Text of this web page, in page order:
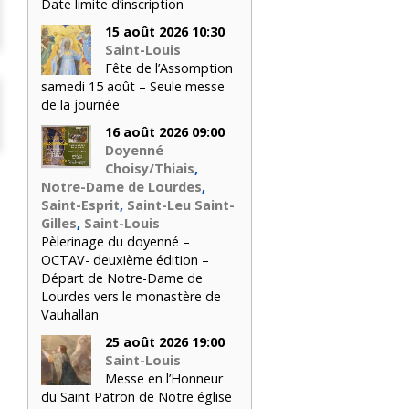
Date limite d’inscription
15 août 2026 10:30
Saint-Louis
Fête de l’Assomption
samedi 15 août – Seule messe
de la journée
16 août 2026 09:00
Doyenné
Choisy/Thiais,
Notre-Dame de Lourdes,
Saint-Esprit, Saint-Leu Saint-
Gilles, Saint-Louis
Pèlerinage du doyenné –
OCTAV- deuxième édition –
Départ de Notre-Dame de
Lourdes vers le monastère de
Vauhallan
25 août 2026 19:00
Saint-Louis
Messe en l’Honneur
du Saint Patron de Notre église